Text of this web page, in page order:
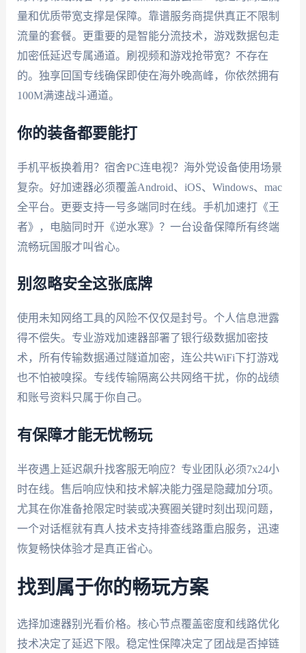
量和优质带宽支撑是保障。靠谱服务商提供真正不限制
流量的套餐。更重要的是智能分流技术，游戏数据包走
加密低延迟专属通道。刷视频和游戏抢带宽？不存在
的。独享回国专线确保即使在海外晚高峰，你依然拥有
100M满速战斗通道。
你的装备都要能打
手机平板换着用？宿舍PC连电视？海外党设备使用场景
复杂。好加速器必须覆盖Android、iOS、Windows、mac
全平台。更要支持一号多端同时在线。手机加速打《王
者》，电脑同时开《逆水寒》？一台设备保障所有终端
流畅玩国服才叫省心。
别忽略安全这张底牌
使用未知网络工具的风险不仅仅是封号。个人信息泄露
得不偿失。专业游戏加速器部署了银行级数据加密技
术，所有传输数据通过隧道加密，连公共WiFi下打游戏
也不怕被嗅探。专线传输隔离公共网络干扰，你的战绩
和账号资料只属于你自己。
有保障才能无忧畅玩
半夜遇上延迟飙升找客服无响应？专业团队必须7x24小
时在线。售后响应快和技术解决能力强是隐藏加分项。
尤其在你准备抢限定时装或决赛圈关键时刻出现问题，
一个对话框就有真人技术支持排查线路重启服务，迅速
恢复畅快体验才是真正省心。
找到属于你的畅玩方案
选择加速器别光看价格。核心节点覆盖密度和线路优化
技术决定了延迟下限。稳定性保障决定了团战是否掉链